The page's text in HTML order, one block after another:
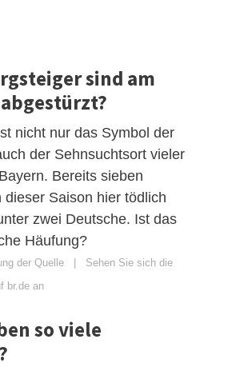
sind am
nicht nur das Symbol der
der Sehnsuchtsort vieler
Bereits sieben
dieser Saison hier tödlich
zwei Deutsche. Ist das
Häufung?
der Quelle | Sehen Sie sich die
br.de an
so viele